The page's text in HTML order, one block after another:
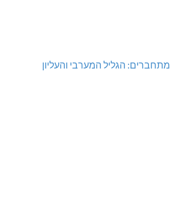
מתחברים: הגליל המערבי והעליון